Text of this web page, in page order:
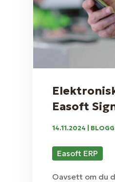
Easoft
14.11.2024 BLOGG
Easoft ERP
Oavsett om du